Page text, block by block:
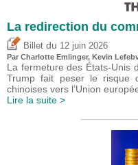
La redirection du
Billet du 12 juin 2026
Par Charlotte Emlinger, Kevin
La fermeture des États-Unis
Trump fait peser le risque
chinoises vers l’Union
Lire la suite >